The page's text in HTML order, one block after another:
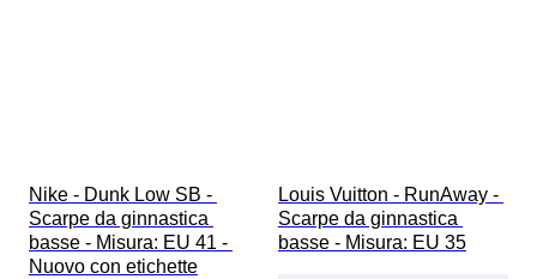
Nike - Dunk Low SB -
Scarpe da ginnastica
basse - Misura: EU 41 -
Nuovo con etichette
Louis Vuitton - RunAway -
Scarpe da ginnastica
basse - Misura: EU 35